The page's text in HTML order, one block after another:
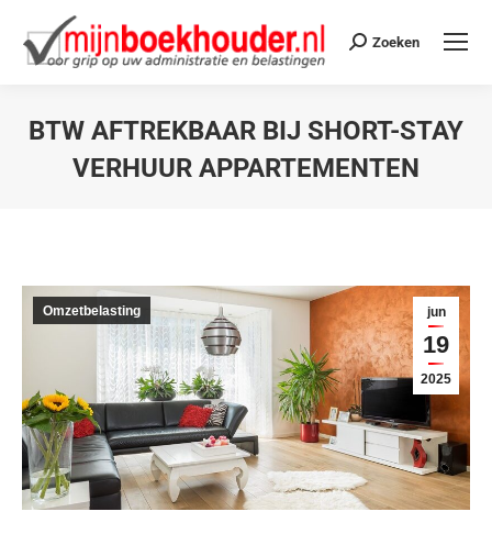
Zoeken
BTW AFTREKBAAR BIJ SHORT-STAY
VERHUUR APPARTEMENTEN
jun
19
2025
Omzetbelasting